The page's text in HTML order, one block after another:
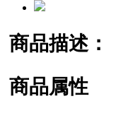
商品描述：
商品属性